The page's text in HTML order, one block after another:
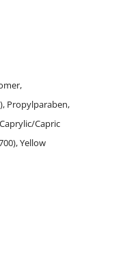
Propylparaben,
Capric
Yellow